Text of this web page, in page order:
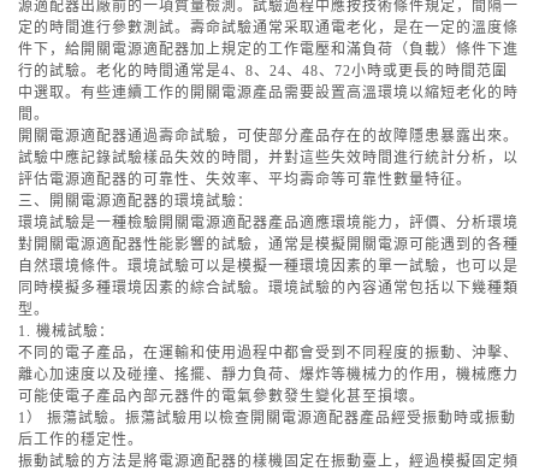
源適配器出廠前的一項質量檢測。試驗過程中應按技術條件規定，間隔一
定的時間進行參數測試。壽命試驗通常采取通電老化，是在一定的溫度條
件下，給開關電源適配器加上規定的工作電壓和滿負荷（負載）條件下進
行的試驗。老化的時間通常是4、8、24、48、72小時或更長的時間范圍
中選取。有些連續工作的開關電源產品需要設置高溫環境以縮短老化的時
間。
開關電源適配器通過壽命試驗，可使部分產品存在的故障隱患暴露出來。
試驗中應記錄試驗樣品失效的時間，并對這些失效時間進行統計分析，以
評估電源適配器的可靠性、失效率、平均壽命等可靠性數量特征。
三、開關電源適配器的環境試驗：
環境試驗是一種檢驗開關電源適配器產品適應環境能力，評價、分析環境
對開關電源適配器性能影響的試驗，通常是模擬開關電源可能遇到的各種
自然環境條件。環境試驗可以是模擬一種環境因素的單一試驗，也可以是
同時模擬多種環境因素的綜合試驗。環境試驗的內容通常包括以下幾種類
型。
1. 機械試驗：
不同的電子產品，在運輸和使用過程中都會受到不同程度的振動、沖擊、
離心加速度以及碰撞、搖擺、靜力負荷、爆炸等機械力的作用，機械應力
可能使電子產品內部元器件的電氣參數發生變化甚至損壞。
1） 振蕩試驗。振蕩試驗用以檢查開關電源適配器產品經受振動時或振動
后工作的穩定性。
振動試驗的方法是將電源適配器的樣機固定在振動臺上，經過模擬固定頻